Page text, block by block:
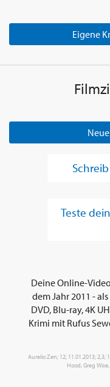
Eigene
Teste
Deine Online-
dem Jahr 2011 -
DVD, Blu-ray, 4K
Krimi mit Rufus
Aurelio Zen; 12; 11.01.2013;
Hood, Greg